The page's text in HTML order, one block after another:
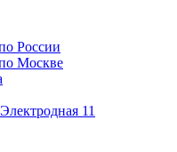
России
Москве
11